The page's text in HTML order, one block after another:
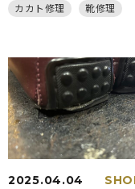
カカト修理 靴修理
2025.04.04